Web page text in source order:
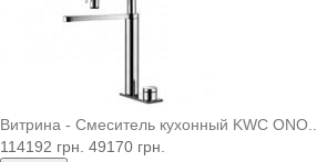
Витрина - Смеситель кухонный KWC ONO..
114192 грн. 49170 грн.